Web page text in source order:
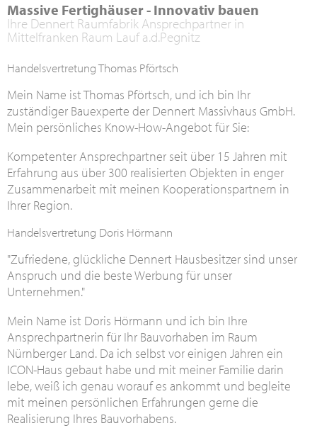
Massive Fertighäuser - Innovativ bauen
Ihre Dennert Raumfabrik Ansprechpartner in
Mittelfranken Raum Lauf a.d.Pegnitz
Handelsvertretung Thomas Pförtsch
Mein Name ist Thomas Pförtsch, und ich bin Ihr
zuständiger Bauexperte der Dennert Massivhaus GmbH.
Mein persönliches Know-How-Angebot für Sie:
Kompetenter Ansprechpartner seit über 15 Jahren mit
Erfahrung aus über 300 realisierten Objekten in enger
Zusammenarbeit mit meinen Kooperationspartnern in
Ihrer Region.
Handelsvertretung Doris Hörmann
"Zufriedene, glückliche Dennert Hausbesitzer sind unser
Anspruch und die beste Werbung für unser
Unternehmen."
Mein Name ist Doris Hörmann und ich bin Ihre
Ansprechpartnerin für Ihr Bauvorhaben im Raum
Nürnberger Land. Da ich selbst vor einigen Jahren ein
ICON-Haus gebaut habe und mit meiner Familie darin
lebe, weiß ich genau worauf es ankommt und begleite
mit meinen persönlichen Erfahrungen gerne die
Realisierung Ihres Bauvorhabens.